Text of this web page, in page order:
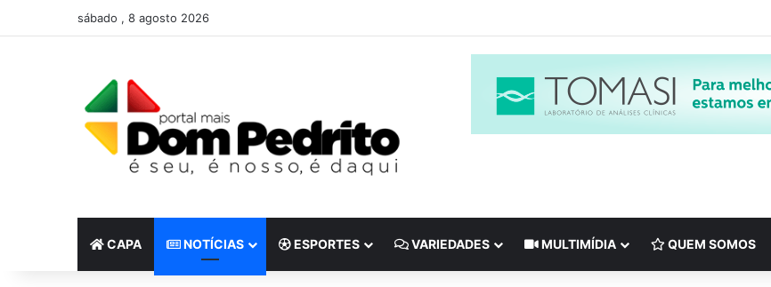
sábado , 8 agosto 2026
CAPA NOTÍCIAS ESPORTES VARIEDADES MULTIMÍDIA QUEM SOMOS